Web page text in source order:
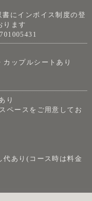
にインボイス制度の登
ります
ップルシートあり
り
ペースをご用意してお
あり(コース時は料金